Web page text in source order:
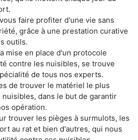
faire profiter d'une vie sans
grâce à une prestation curative
outils.
mise en place d'un protocole
contre les nuisibles, se trouve
de tous nos experts.
de trouver le matériel le plus
dans le but de garantir
opération.
trouver les pièges à surmulots, les
au rat et bien d'autres, qui nous